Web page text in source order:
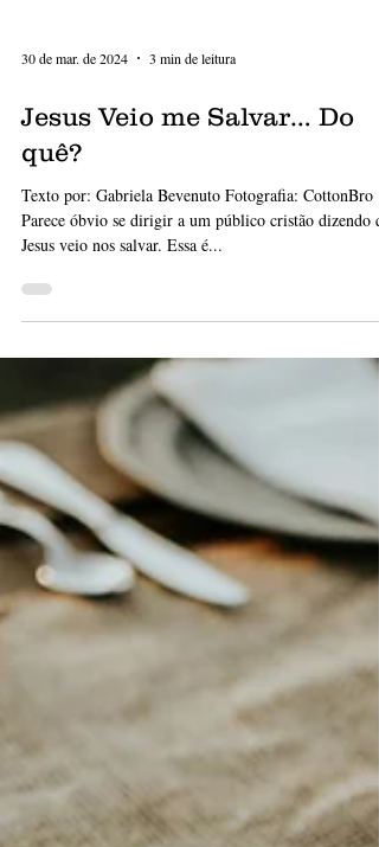
30 de mar. de 2024
Jesus Veio me Salvar… Do
Jesus veio nos salvar. Essa é...